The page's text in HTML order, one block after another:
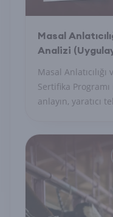
Masal
Analizi
Masal
Sertifika Programı
anlayın, yaratıcı